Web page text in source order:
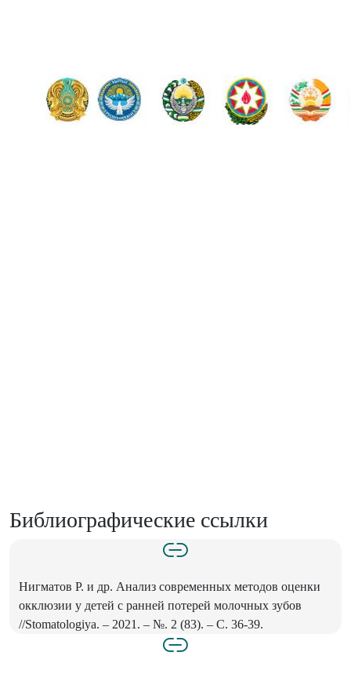
Библиографические ссылки
Нигматов Р. и др. Анализ современных методов оценки
окклюзии у детей с ранней потерей молочных зубов
//Stomatologiya. – 2021. – №. 2 (83). – С. 36-39.